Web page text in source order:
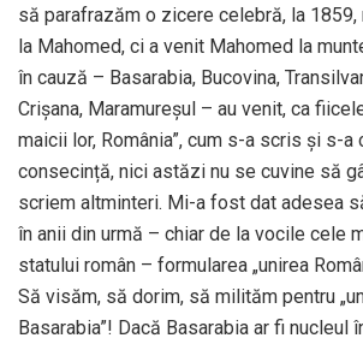
să parafrazăm o zicere celebră, la 1859,
la Mahomed, ci a venit Mahomed la
în cauză – Basarabia, Bucovina,
Crișana, Maramureșul – au venit, ca
maicii lor, România”, cum s-a scris și s-a
consecință, nici astăzi nu se cuvine să
scriem altminteri. Mi-a fost dat adesea
în anii din urmă – chiar de la vocile cele
statului român – formularea „unirea
Să visăm, să dorim, să milităm pentru
Basarabia”! Dacă Basarabia ar fi nucleul